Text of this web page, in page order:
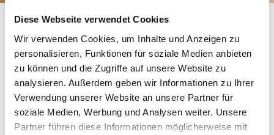
Diese Webseite verwendet Cookies
Wir verwenden Cookies, um Inhalte und Anzeigen zu
personalisieren, Funktionen für soziale Medien anbieten
zu können und die Zugriffe auf unsere Website zu
analysieren. Außerdem geben wir Informationen zu Ihrer
Verwendung unserer Website an unsere Partner für
soziale Medien, Werbung und Analysen weiter. Unsere
Partner führen diese Informationen möglicherweise mit
Glasklar sicher.
Der Trend der schnellen Wohnungseinbrüche hält
weiter an. In wenigen Sekunden sind nicht gesicherte
Fenster geöffnet und der Schaden, den die
Einbrecher in Wohnungen und Häusern anrichten
ist immens.